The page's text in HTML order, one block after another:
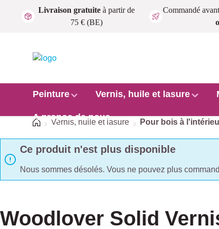
Passer au contenu principal
Livraison gratuite à partir de
75 € (BE)
Commandé
Peinture Vernis, huile et lasure
A propos de nous
Accueil
Vernis, huile et lasure Pour bois à
Ce produit n'est plus disponible
Nous sommes désolés. Vous ne pouvez plus
Woodlover Solid